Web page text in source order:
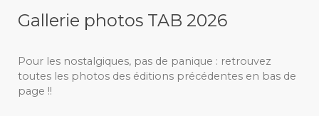
Gallerie photos TAB 2026
Pour les nostalgiques, pas de panique : retrouvez
toutes les photos des éditions précédentes en bas de
page !!